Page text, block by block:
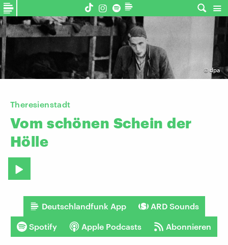
© dpa
Theresienstadt
Vom schönen Schein der
Hölle
Deutschlandfunk App ARD Sounds
Spotify Apple Podcasts Abonnieren